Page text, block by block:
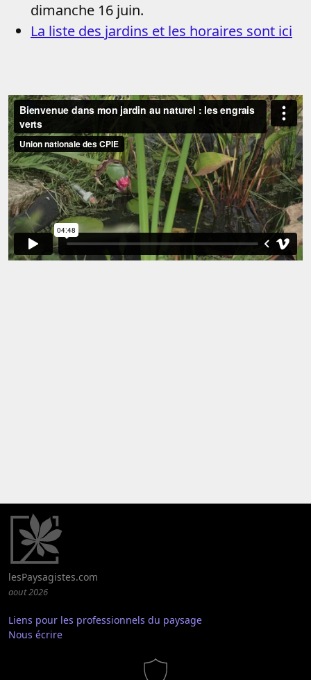
dimanche 16 juin.
La liste des jardins et les horaires sont ici
lesPaysagistes.com
aout 2026
Liens pour les professionnels du paysage
Nous écrire